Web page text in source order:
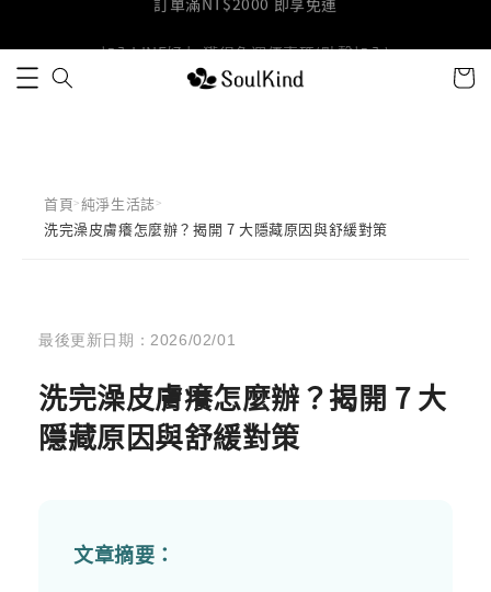
首頁>純淨生活誌>
洗完澡皮膚癢怎麼辦？揭開 7 大隱藏原因與舒緩對策
最後更新日期：2026/02/01
洗完澡皮膚癢怎麼辦？揭開 7 大
隱藏原因與舒緩對策
文章摘要：